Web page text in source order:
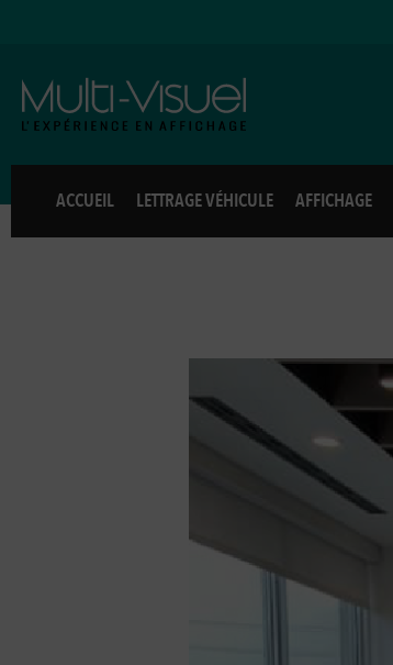
ACCUEIL LETTRAGE VÉHICULE AFFICHAGE